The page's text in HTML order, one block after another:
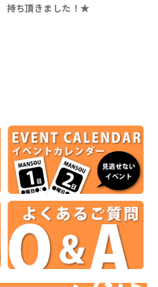
持ち頂きました！★